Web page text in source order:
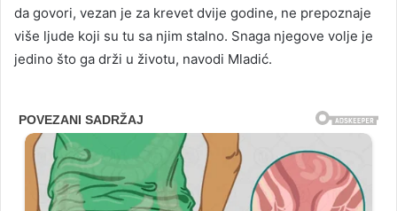
da govori, vezan je za krevet dvije godine, ne prepoznaje
više ljude koji su tu sa njim stalno. Snaga njegove volje je
jedino što ga drži u životu, navodi Mladić.